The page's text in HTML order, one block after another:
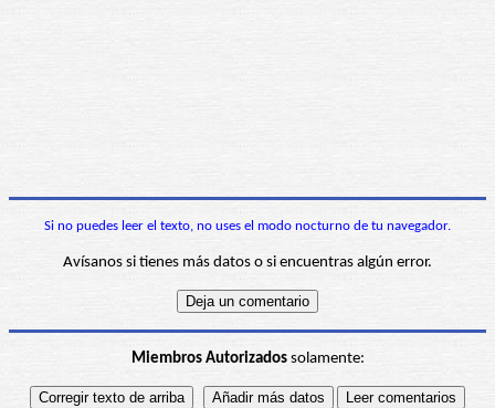
Si no puedes leer el texto, no uses el modo nocturno de tu navegador.
Avísanos si tienes más datos o si encuentras algún error.
Miembros Autorizadossolamente: